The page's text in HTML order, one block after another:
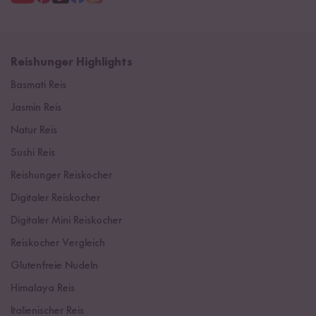
Reishunger Highlights
Basmati Reis
Jasmin Reis
Natur Reis
Sushi Reis
Reishunger Reiskocher
Digitaler Reiskocher
Digitaler Mini Reiskocher
Reiskocher Vergleich
Glutenfreie Nudeln
Himalaya Reis
Italienischer Reis